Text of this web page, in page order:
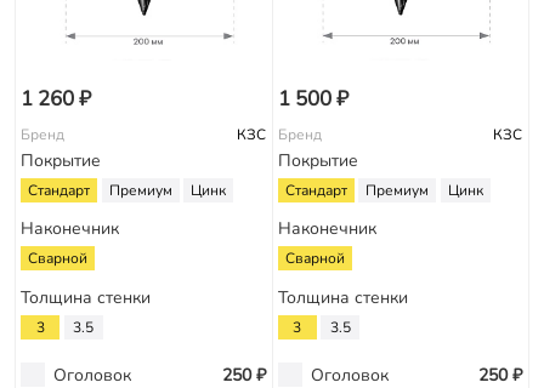
1 260 ₽
Бренд КЗС
Покрытие
Стандарт Премиум Цинк
Наконечник
Сварной
Толщина стенки
3 3.5
Оголовок 250 ₽
1 500 ₽
Бренд КЗС
Покрытие
Стандарт Премиум Цинк
Наконечник
Сварной
Толщина стенки
3 3.5
Оголовок 250 ₽